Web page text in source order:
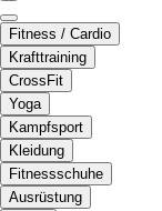
Fitness / Cardio
Krafttraining
CrossFit
Yoga
Kampfsport
Kleidung
Fitnessschuhe
Ausrüstung